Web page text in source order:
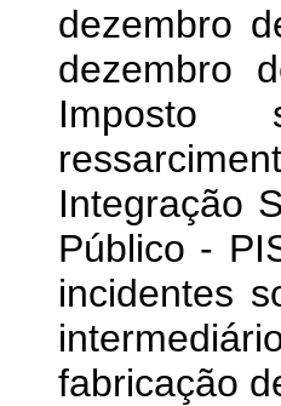
dezembro
dezembro
Imposto
Integração
Público -
incidentes
fabricação